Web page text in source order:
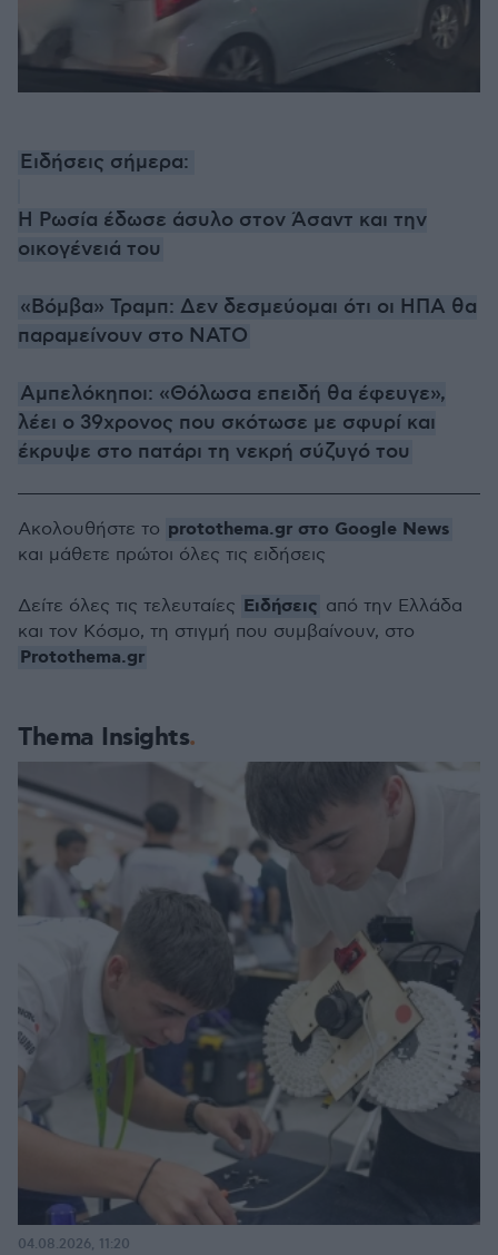
Ειδήσεις σήμερα:
Η Ρωσία έδωσε άσυλο στον Άσαντ και την
οικογένειά του
«Βόμβα» Τραμπ: Δεν δεσμεύομαι ότι οι ΗΠΑ θα
παραμείνουν στο ΝΑΤΟ
Αμπελόκηποι: «Θόλωσα επειδή θα έφευγε»,
λέει ο 39χρονος που σκότωσε με σφυρί και
έκρυψε στο πατάρι τη νεκρή σύζυγό του
Thema Insights
04.08.2026, 11:20
Ακολουθήστε το protothema.gr στο Google News
και μάθετε πρώτοι όλες τις ειδήσεις
Δείτε όλες τις τελευταίες Ειδήσεις από την Ελλάδα
και τον Κόσμο, τη στιγμή που συμβαίνουν, στο
Protothema.gr